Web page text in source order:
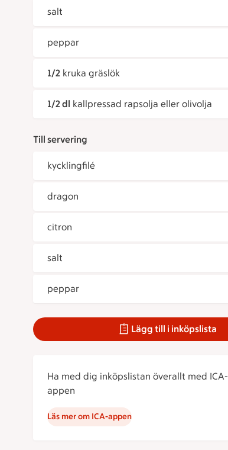
salt
peppar
1/2 kruka gräslök
1/2 dl kallpressad rapsolja eller olivolja
Till servering
kycklingfilé
dragon
citron
salt
peppar
Lägg till i inköpslista
Ha med dig inköpslistan överallt med ICA-
appen
Läs mer om ICA-appen